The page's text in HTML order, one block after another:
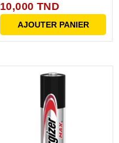
PIE95
10,000 TND
AJOUTER PANIER